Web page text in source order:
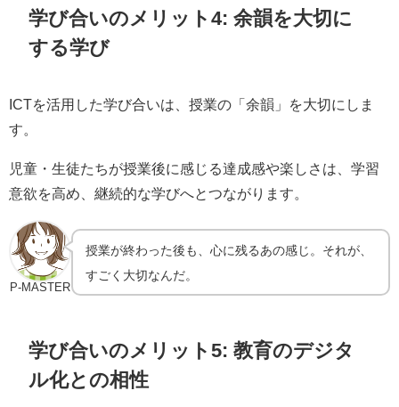
学び合いのメリット4: 余韻を大切に
する学び
ICTを活用した学び合いは、授業の「余韻」を大切にしま
す。
児童・生徒たちが授業後に感じる達成感や楽しさは、学習
意欲を高め、継続的な学びへとつながります。
P-MASTER
授業が終わった後も、心に残るあの感じ。それが、
すごく大切なんだ。
学び合いのメリット5: 教育のデジタ
ル化との相性